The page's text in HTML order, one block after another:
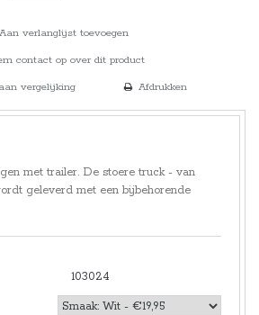
Aan verlanglijst toevoegen
contact op over dit product
vergelijking
Afdrukken
met trailer. De stoere truck - van
geleverd met een bijbehorende
103024